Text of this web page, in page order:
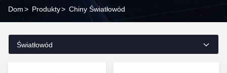
Dom> Produkty> Chiny Światłowód
Światłowód